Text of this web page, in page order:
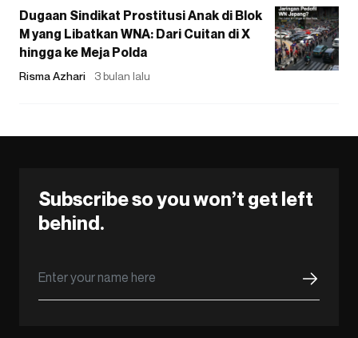
Dugaan Sindikat Prostitusi Anak di Blok
M yang Libatkan WNA: Dari Cuitan di X
hingga ke Meja Polda
Risma Azhari 3 bulan lalu
Subscribe so you won’t get left
behind.